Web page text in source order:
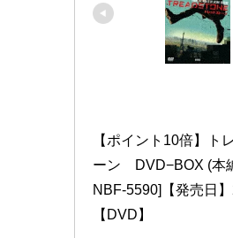
【ポイント10倍】ト
ーン　DVD−BOX (本
NBF-5590]【発売日
【DVD】